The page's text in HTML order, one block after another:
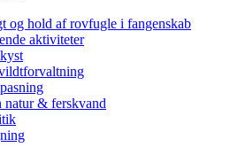
og hold af rovfugle i fangenskab
aktiviteter
natur & ferskvand